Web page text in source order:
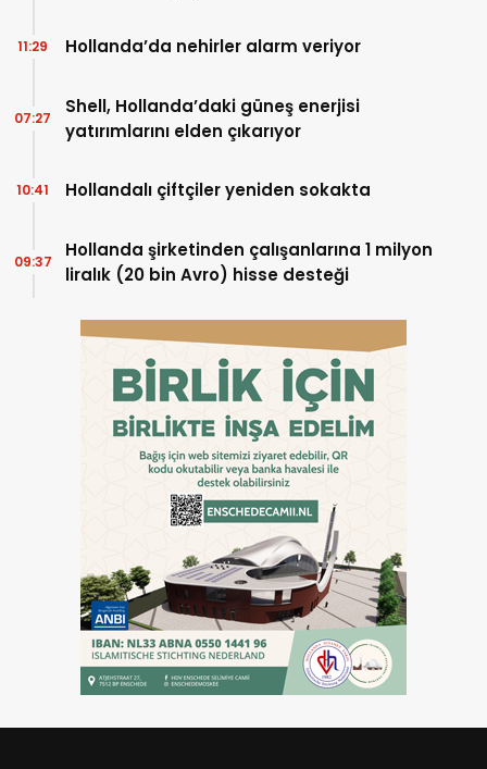
Hollanda’da nehirler alarm veriyor
11:29
Shell, Hollanda’daki güneş enerjisi
yatırımlarını elden çıkarıyor
07:27
Hollandalı çiftçiler yeniden sokakta
10:41
Hollanda şirketinden çalışanlarına 1 milyon
liralık (20 bin Avro) hisse desteği
09:37